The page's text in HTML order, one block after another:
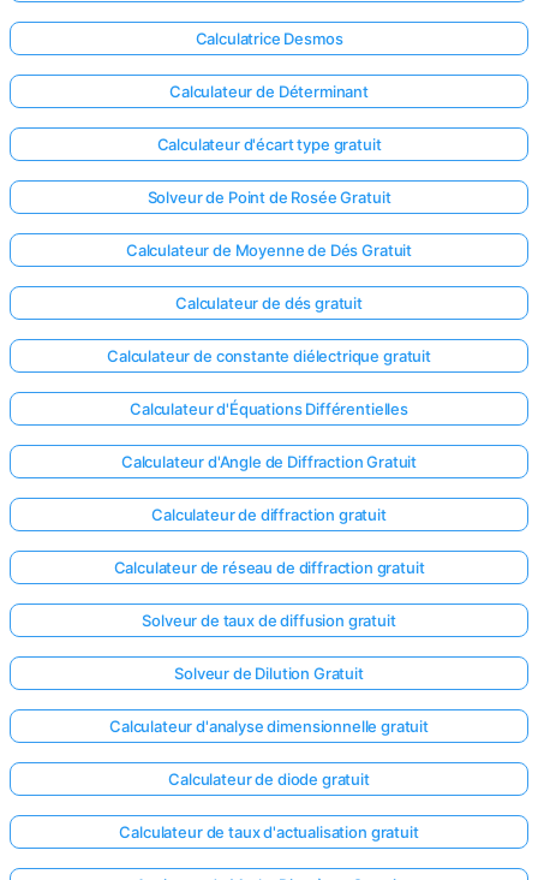
Connectez-
vous ici !
Calculatrice Desmos
Calculateur de Déterminant
Calculateur d'écart type gratuit
Solveur de Point de Rosée Gratuit
Calculateur de Moyenne de Dés Gratuit
Calculateur de dés gratuit
Calculateur de constante diélectrique gratuit
Calculateur d'Équations Différentielles
Calculateur d'Angle de Diffraction Gratuit
Calculateur de diffraction gratuit
Calculateur de réseau de diffraction gratuit
Solveur de taux de diffusion gratuit
Solveur de Dilution Gratuit
Calculateur d'analyse dimensionnelle gratuit
Calculateur de diode gratuit
Calculateur de taux d'actualisation gratuit